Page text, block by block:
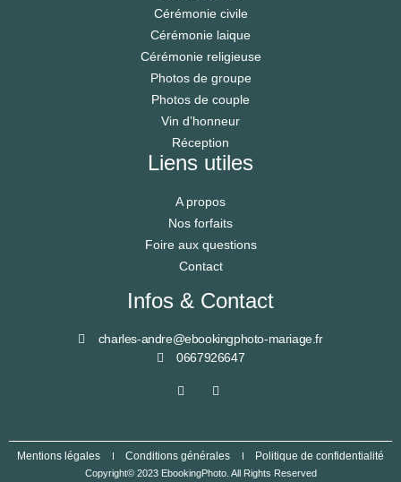
Cérémonie civile
Cérémonie laique
Cérémonie religieuse
Photos de groupe
Photos de couple
Vin d’honneur
Réception
Liens utiles
A propos
Nos forfaits
Foire aux questions
Contact
Infos & Contact
charles-andre@ebookingphoto-mariage.fr
0667926647
Mentions légales Conditions générales Politique de confidentialité
Copyright© 2023 EbookingPhoto. All Rights Reserved